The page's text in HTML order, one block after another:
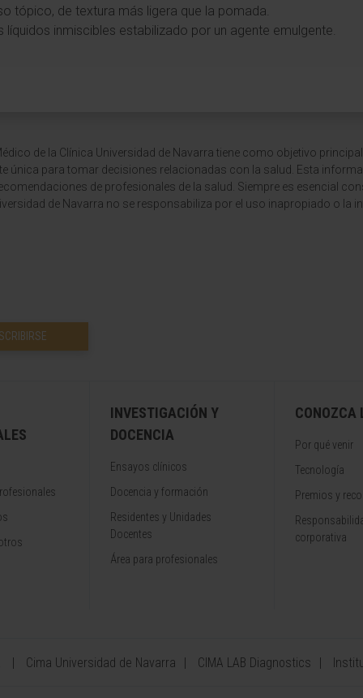
tópico, de textura más ligera que la pomada.
inmiscibles estabilizado por un agente emulgente.
de la Clínica Universidad de Navarra tiene como objetivo
única para tomar decisiones relacionadas con la salud. Esta
de profesionales de la salud. Siempre es esencial
de Navarra no se responsabiliza por el uso inapropiado o la
INVESTIGACIÓN Y
DOCENCIA
Ensayos clínicos
Docencia y formación
Residentes y Unidades
Docentes
Área para profesionales
CONOZCA
Por qué venir
Tecnología
Premios y
corporativa
Cima Universidad de Navarra CIMA LAB Diagnostics